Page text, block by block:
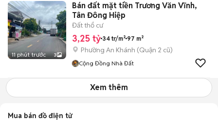
11 phút trước 3
Bán đất mặt tiền Trương Văn Vĩnh,
Tân Đông Hiệp
Đất thổ cư
3,25 tỷ 34 tr/m² 97 m²
Phường An Khánh (Quận 2 cũ)
Cộng Đồng Nhà Đất
Xem thêm
Mua bán đồ điện tử